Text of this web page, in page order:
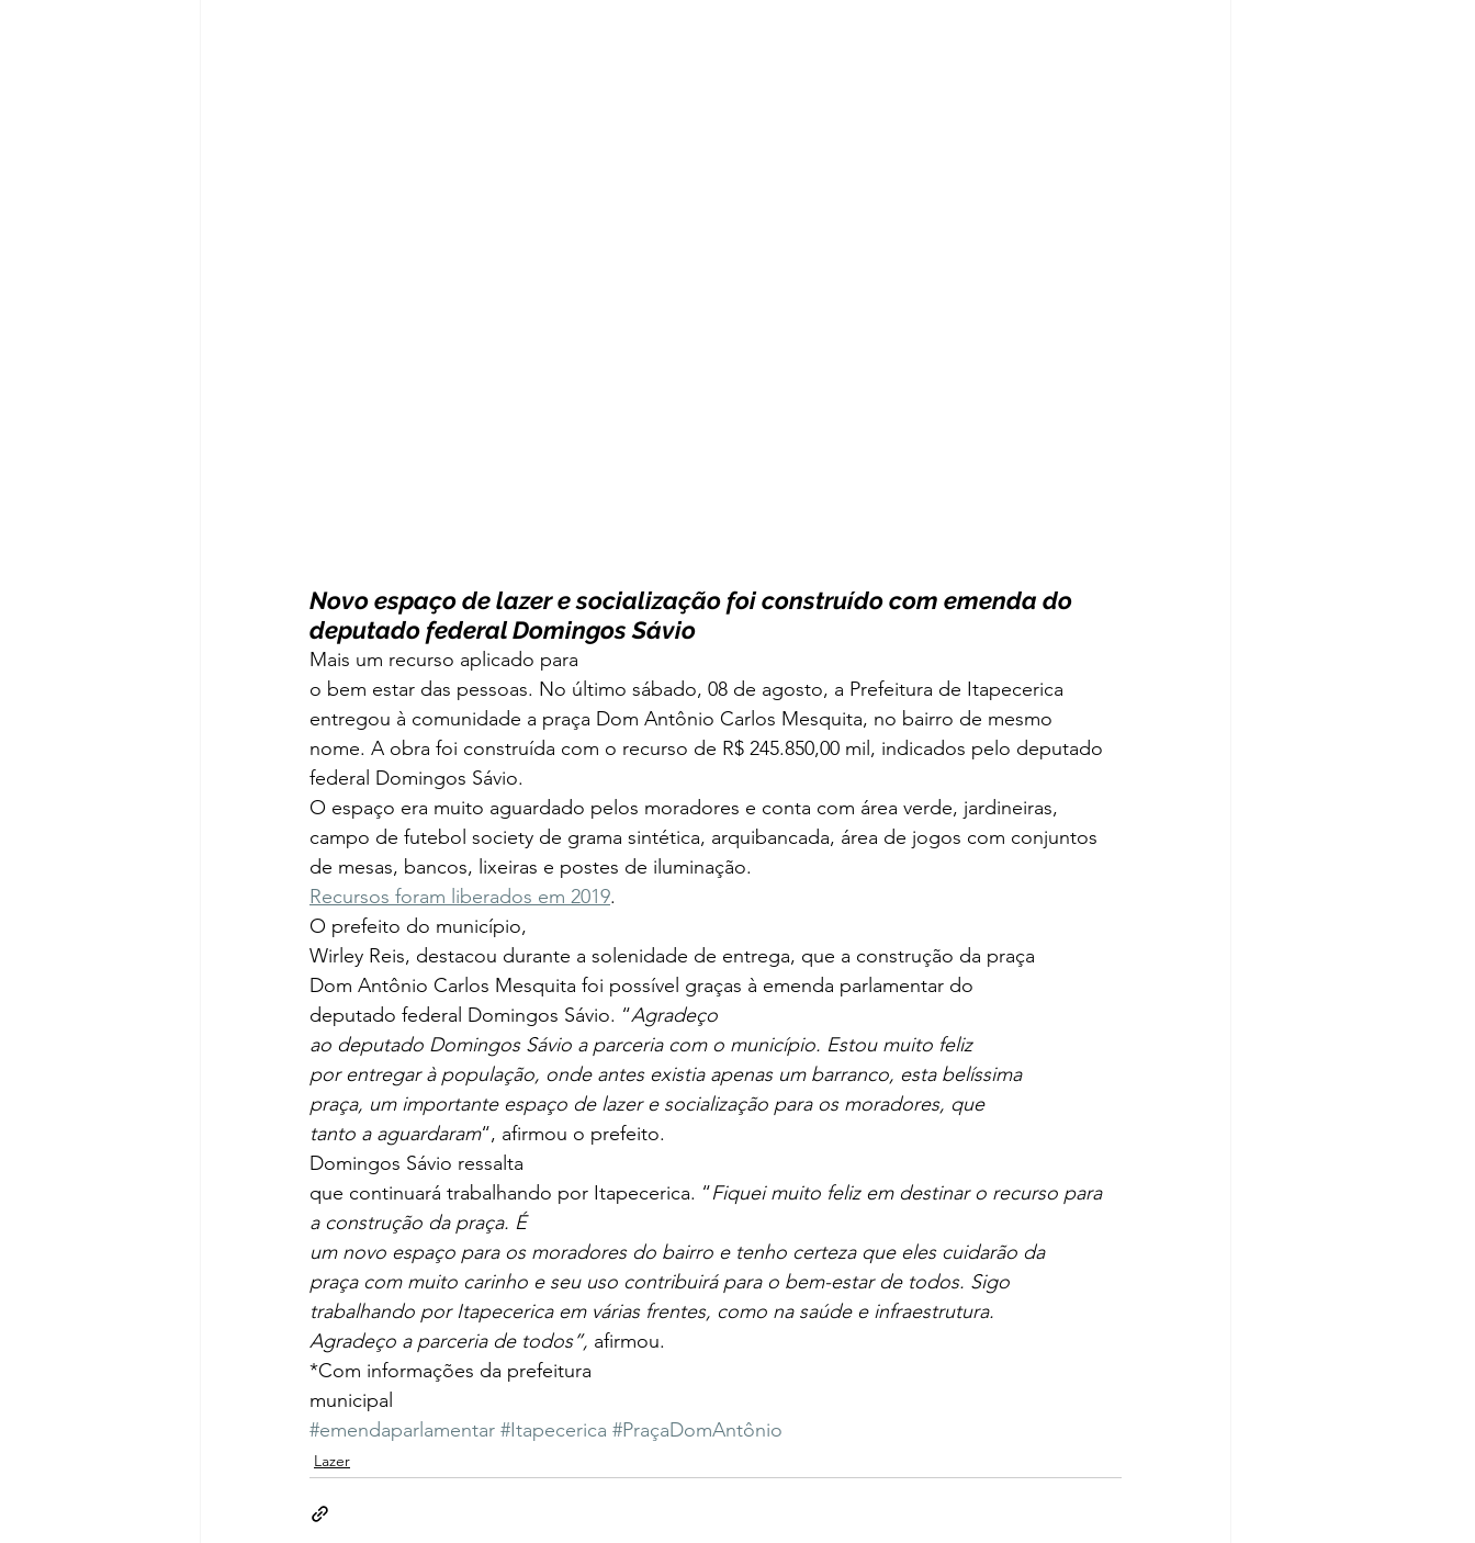
Novo espaço de lazer e socialização foi construído com emenda do
deputado federal Domingos Sávio
Mais um recurso aplicado para
o bem estar das pessoas. No último sábado, 08 de agosto, a Prefeitura de Itapecerica
entregou à comunidade a praça Dom Antônio Carlos Mesquita, no bairro de mesmo
nome. A obra foi construída com o recurso de R$ 245.850,00 mil, indicados pelo deputado
federal Domingos Sávio.
O espaço era muito aguardado pelos moradores e conta com área verde, jardineiras,
campo de futebol society de grama sintética, arquibancada, área de jogos com conjuntos
de mesas, bancos, lixeiras e postes de iluminação.
Recursos foram liberados em 2019.
O prefeito do município,
Wirley Reis, destacou durante a solenidade de entrega, que a construção da praça
Dom Antônio Carlos Mesquita foi possível graças à emenda parlamentar do
deputado federal Domingos Sávio. “Agradeço
ao deputado Domingos Sávio a parceria com o município. Estou muito feliz
por entregar à população, onde antes existia apenas um barranco, esta belíssima
praça, um importante espaço de lazer e socialização para os moradores, que
tanto a aguardaram“, afirmou o prefeito.
Domingos Sávio ressalta
que continuará trabalhando por Itapecerica. “Fiquei muito feliz em destinar o recurso para
a construção da praça. É
um novo espaço para os moradores do bairro e tenho certeza que eles cuidarão da
praça com muito carinho e seu uso contribuirá para o bem-estar de todos. Sigo
trabalhando por Itapecerica em várias frentes, como na saúde e infraestrutura.
Agradeço a parceria de todos”, afirmou.
*Com informações da prefeitura
municipal
#emendaparlamentar #Itapecerica #PraçaDomAntônio
Lazer